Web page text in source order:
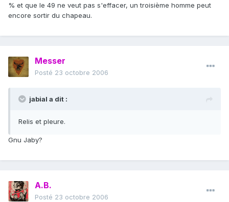
% et que le 49 ne veut pas s'effacer, un troisième homme peut
encore sortir du chapeau.
Messer
Posté 23 octobre 2006
jabial a dit :
Relis et pleure.
Gnu Jaby?
A.B.
Posté 23 octobre 2006